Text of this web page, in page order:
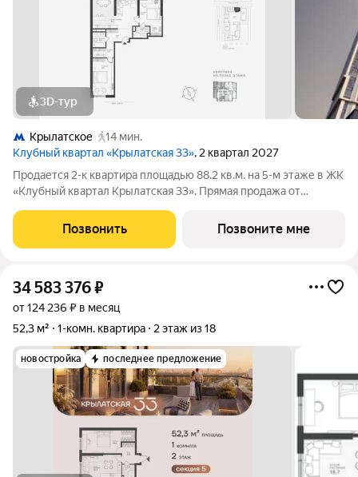
3D-тур
Крылатское
14 мин.
Клубный квартал «Крылатская 33», 2 квартал 2027
Продается 2-к квартира площадью 88.2 кв.м. на 5-м этаже в ЖК
«Клубный квартал Крылатская 33». Прямая продажа от
западе Москвы от специализированного застройщика
«Сияние». Комплекс расположен всего
Позвонить Позвоните мне
34 583 376₽
от 124 236 ₽ в месяц
52,3 м²
1-комн. квартира 2 этаж из 18
новостройка последнее предложение